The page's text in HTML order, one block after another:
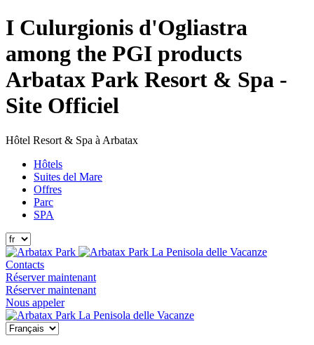
I Culurgionis d'Ogliastra
among the PGI products
Arbatax Park Resort & Spa -
Site Officiel
Hôtel Resort & Spa à Arbatax
Hôtels
Suites del Mare
Offres
Parc
SPA
La Penisola delle Vacanze
Contacts
Réserver maintenant
Réserver maintenant
Nous appeler
La Penisola delle Vacanze